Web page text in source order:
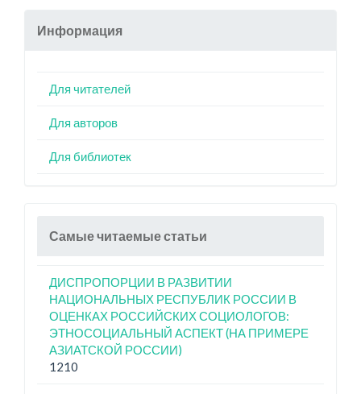
Информация
Для читателей
Для авторов
Для библиотек
Самые читаемые статьи
ДИСПРОПОРЦИИ В РАЗВИТИИ
НАЦИОНАЛЬНЫХ РЕСПУБЛИК РОССИИ В
ОЦЕНКАХ РОССИЙСКИХ СОЦИОЛОГОВ:
ЭТНОСОЦИАЛЬНЫЙ АСПЕКТ (НА ПРИМЕРЕ
АЗИАТСКОЙ РОССИИ)
1210